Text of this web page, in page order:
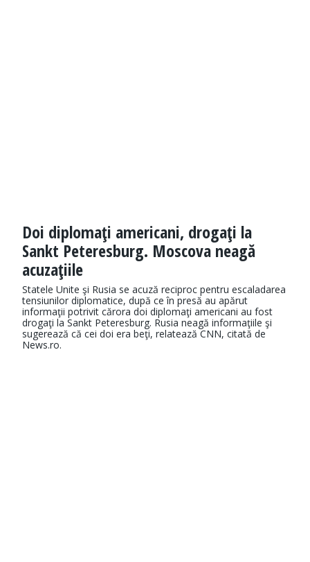
Doi diplomaţi americani, drogaţi la
Sankt Peteresburg. Moscova neagă
acuzaţiile
Statele Unite şi Rusia se acuză reciproc pentru escaladarea
tensiunilor diplomatice, după ce în presă au apărut
informaţii potrivit cărora doi diplomaţi americani au fost
drogaţi la Sankt Peteresburg. Rusia neagă informaţiile şi
sugerează că cei doi era beţi, relatează CNN, citată de
News.ro.